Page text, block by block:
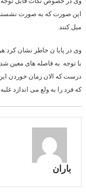
این صورت که به صورت نشسته مواد
میل کنند.
وی در پایا ن خاطر نشان
با توجه به فاصله های معین
درست که الان زمان خوردن
که فرد را به ولع می اندازد غلبه
باران